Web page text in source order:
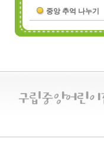
중앙 추억 나누기